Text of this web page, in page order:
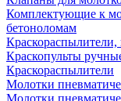
Комплектующие к
бетоноломам
Краскораспылители,
Краскопульты
Краскораспылители
Молотки
Молотки